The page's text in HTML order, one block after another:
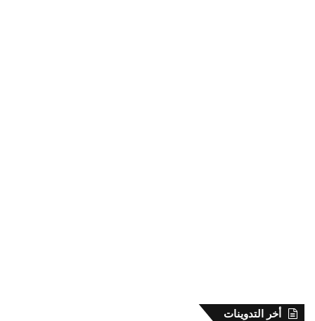
أخر التدوينات